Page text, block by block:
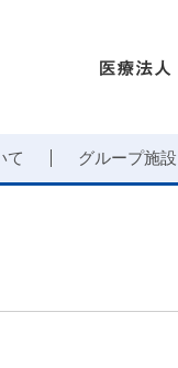
て グループ施設